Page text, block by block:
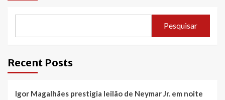
Pesquisar
Recent Posts
Igor Magalhães prestigia leilão de Neymar Jr. em noite